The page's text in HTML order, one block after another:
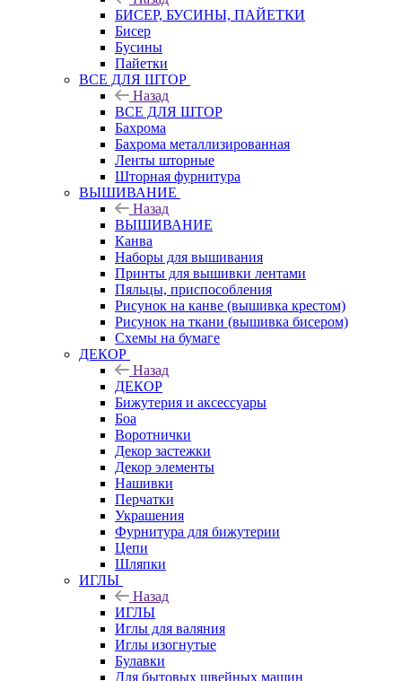
БИСЕР, БУСИНЫ, ПАЙЕТКИ
Бисер
Бусины
Пайетки
ВСЕ ДЛЯ ШТОР
Назад
ВСЕ ДЛЯ ШТОР
Бахрома
Бахрома металлизированная
Ленты шторные
Шторная фурнитура
ВЫШИВАНИЕ
Назад
ВЫШИВАНИЕ
Канва
Наборы для вышивания
Принты для вышивки лентами
Пяльцы, приспособления
Рисунок на канве (вышивка крестом)
Рисунок на ткани (вышивка бисером)
Схемы на бумаге
ДЕКОР
Назад
ДЕКОР
Бижутерия и аксессуары
Боа
Воротнички
Декор застежки
Декор элементы
Нашивки
Перчатки
Украшения
Фурнитура для бижутерии
Цепи
Шляпки
ИГЛЫ
Назад
ИГЛЫ
Иглы для валяния
Иглы изогнутые
Булавки
Для бытовых швейных машин